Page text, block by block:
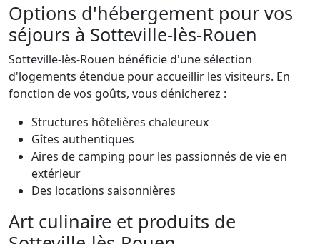
Options d'hébergement pour vos
séjours à Sotteville-lès-Rouen
Sotteville-lès-Rouen bénéficie d'une sélection
d'logements étendue pour accueillir les visiteurs. En
fonction de vos goûts, vous dénicherez :
Structures hôtelières chaleureux
Gîtes authentiques
Aires de camping pour les passionnés de vie en
extérieur
Des locations saisonnières
Art culinaire et produits de